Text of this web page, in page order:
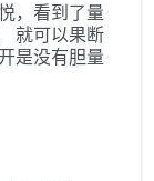
，看到了量
就可以果断
是没有胆量